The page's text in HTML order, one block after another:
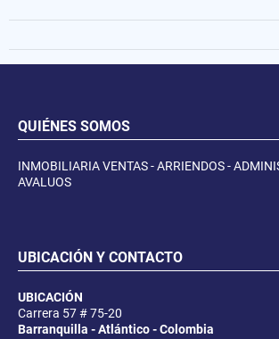
QUIÉNES SOMOS
INMOBILIARIA VENTAS - ARRIENDOS -
AVALUOS
UBICACIÓN Y CONTACTO
UBICACIÓN
Carrera 57 # 75-20
Barranquilla - Atlántico - Colombia